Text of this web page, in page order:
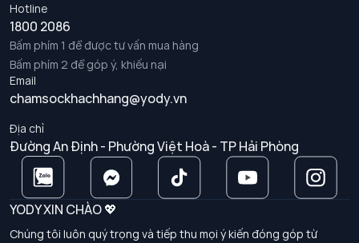
Hotline
1800 2086
Bấm phím 1 để được tư vấn mua hàng
Bấm phím 2 để góp ý, khiếu nại
Email
chamsockhachhang@yody.vn
Địa chỉ
Đường An Định - Phường Việt Hoà - TP Hải Phòng
YODY XIN CHÀO 💖
Chúng tôi luôn quý trọng và tiếp thu mọi ý kiến đóng góp từ